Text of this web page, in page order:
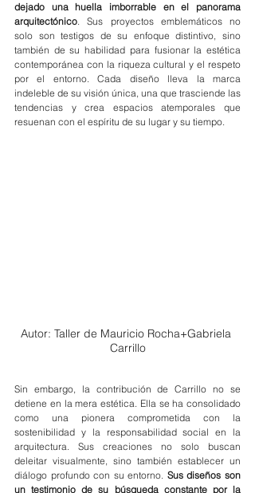
dejado una huella imborrable en el panorama
arquitectónico. Sus proyectos emblemáticos no
solo son testigos de su enfoque distintivo, sino
también de su habilidad para fusionar la estética
contemporánea con la riqueza cultural y el respeto
por el entorno. Cada diseño lleva la marca
indeleble de su visión única, una que trasciende las
tendencias y crea espacios atemporales que
resuenan con el espíritu de su lugar y su tiempo.
Autor: Taller de Mauricio Rocha+Gabriela
Carrillo
Sin embargo, la contribución de Carrillo no se
detiene en la mera estética. Ella se ha consolidado
como una pionera comprometida con la
sostenibilidad y la responsabilidad social en la
arquitectura. Sus creaciones no solo buscan
deleitar visualmente, sino también establecer un
diálogo profundo con su entorno. Sus diseños son
un testimonio de su búsqueda constante por la